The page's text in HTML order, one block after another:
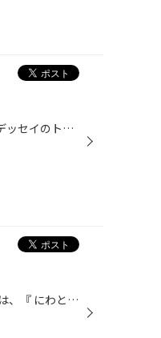
こんにちは！男・山田です！！ 先日の夜ッ！！ 自宅前で、愛車のＲＢオデッセイのトランクから荷物を降ろし リアハッチを閉めようとすると・・・ 『 ん？？ 掴む所がちょっと暗い。 』 以前、お客様にＬＥＤ埋込みを施工させていただいた事を思い出し 早速ＬＥＤを埋めました☆ こうゆう事は、思った...
こんにちは！男・山田です！！ 皆さんッ！！ 知っていましたか？？ 昨日は、『 にわとりの日 』 だったんですよ☆ っと言っても、ケンタッキーの話なんですけど♪♪ オリジナルチキン × ４ピース クリスピー × ３ピース で、 ￥１０００(税込)！！！ ステキですねぇ～☆☆(￣ー￣)v お昼ご飯で美味しく...